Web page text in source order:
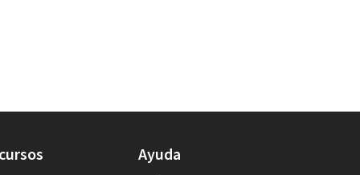
Ayuda